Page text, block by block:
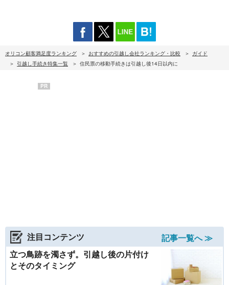
オリコン顧客満足度ランキング おすすめの引越し会社ランキング・比較
ガイド
引越し手続き特集一覧
住民票の移動手続きは引越し後14日以内に
PR
注目コンテンツ
記事一覧へ ≫
立つ鳥跡を濁さず。引越し後の片付け
とそのタイミング